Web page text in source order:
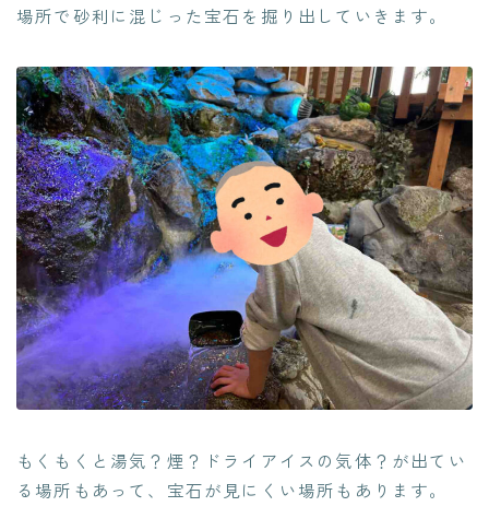
場所で砂利に混じった宝石を掘り出していきます。
もくもくと湯気？煙？ドライアイスの気体？が出てい
る場所もあって、宝石が見にくい場所もあります。